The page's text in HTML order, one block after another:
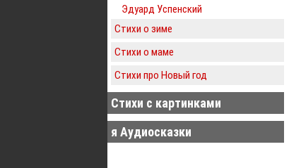
Эдуард Успенский
Стихи о зиме
Стихи о маме
Стихи про Новый год
Стихи с картинками
я Аудиосказки